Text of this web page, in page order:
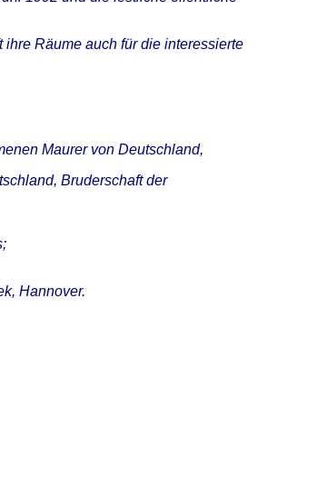
Räume auch für die interessierte
Maurer von Deutschland,
Bruderschaft der
Hannover.